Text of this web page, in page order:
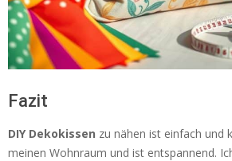
Fazit
DIY Dekokissen zu nähen ist einfach und
meinen Wohnraum und ist entspannend.